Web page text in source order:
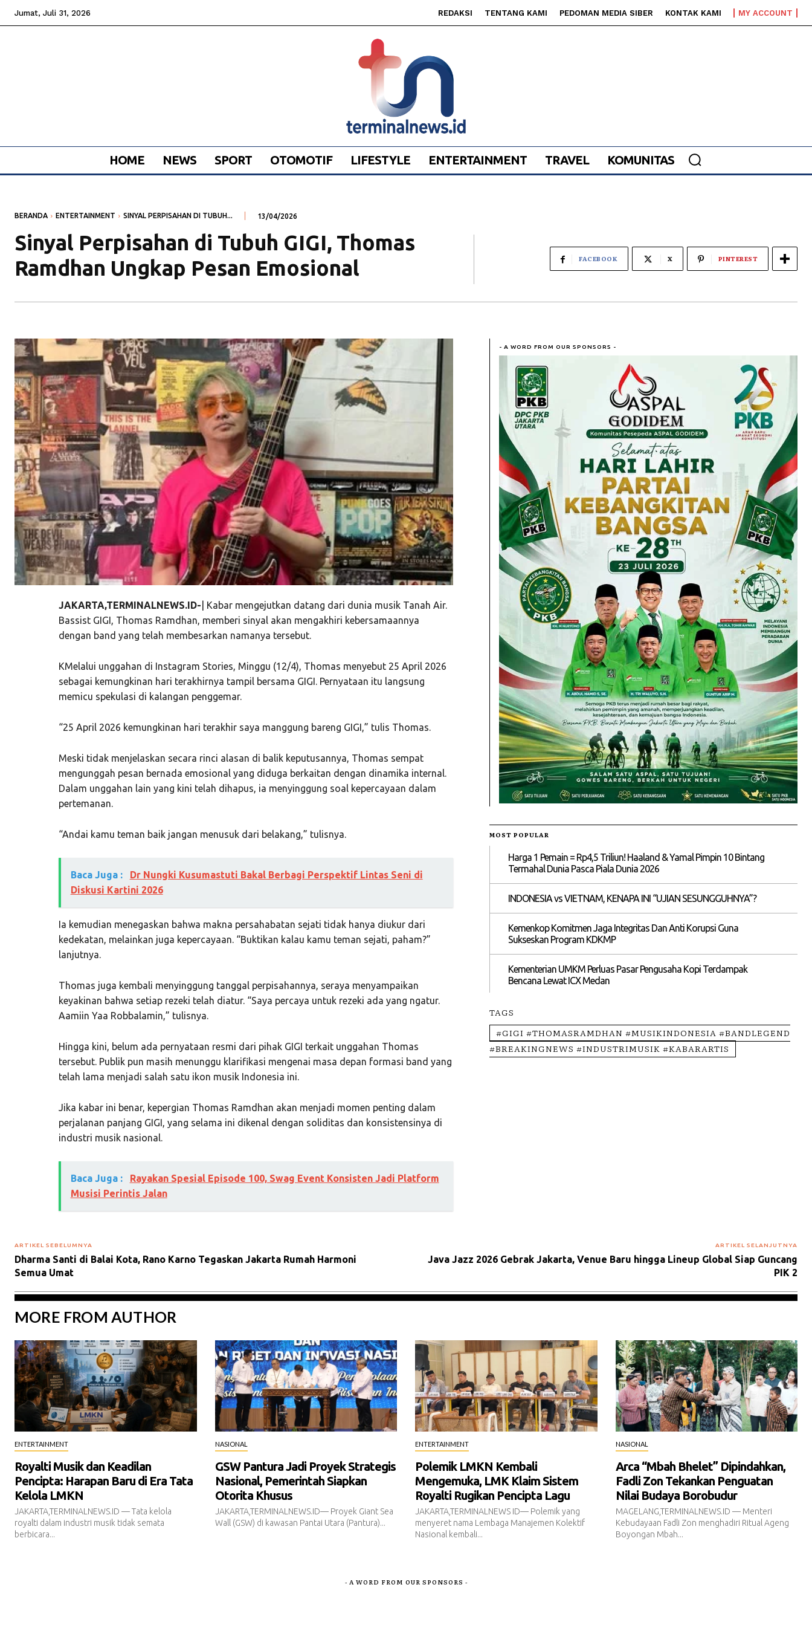
Jumat, Juli 31, 2026 REDAKSI TENTANG KAMI PEDOMAN MEDIA SIBER KONTAK KAMI MY ACCOUNT
HOME NEWS SPORT OTOMOTIF LIFESTYLE ENTERTAINMENT TRAVEL KOMUNITAS
BERANDA ENTERTAINMENT SINYAL PERPISAHAN DI TUBUH... 13/04/2026
Sinyal Perpisahan di Tubuh GIGI, Thomas
Ramdhan Ungkap Pesan Emosional
FACEBOOK X PINTEREST
JAKARTA,TERMINALNEWS.ID- | Kabar mengejutkan datang dari dunia musik Tanah Air.
Bassist GIGI, Thomas Ramdhan, memberi sinyal akan mengakhiri kebersamaannya
dengan band yang telah membesarkan namanya tersebut.
KMelalui unggahan di Instagram Stories, Minggu (12/4), Thomas menyebut 25 April 2026
sebagai kemungkinan hari terakhirnya tampil bersama GIGI. Pernyataan itu langsung
memicu spekulasi di kalangan penggemar.
“25 April 2026 kemungkinan hari terakhir saya manggung bareng GIGI,” tulis Thomas.
Meski tidak menjelaskan secara rinci alasan di balik keputusannya, Thomas sempat
mengunggah pesan bernada emosional yang diduga berkaitan dengan dinamika internal.
Dalam unggahan lain yang kini telah dihapus, ia menyinggung soal kepercayaan dalam
pertemanan.
“Andai kamu teman baik jangan menusuk dari belakang,” tulisnya.
Baca Juga :
Dr Nungki Kusumastuti Bakal Berbagi Perspektif Lintas Seni di
Diskusi Kartini 2026
Ia kemudian menegaskan bahwa makna persahabatan sejati tidak hanya diukur dari
kedekatan, melainkan juga kepercayaan. “Buktikan kalau kamu teman sejati, paham?”
lanjutnya.
Thomas juga kembali menyinggung tanggal perpisahannya, seraya menyampaikan
keyakinan bahwa setiap rezeki telah diatur. “Saya percaya untuk rezeki ada yang ngatur.
Aamiin Yaa Robbalamin,” tulisnya.
Hingga kini, belum ada pernyataan resmi dari pihak GIGI terkait unggahan Thomas
tersebut. Publik pun masih menunggu klarifikasi mengenai masa depan formasi band yang
telah lama menjadi salah satu ikon musik Indonesia ini.
Jika kabar ini benar, kepergian Thomas Ramdhan akan menjadi momen penting dalam
perjalanan panjang GIGI, yang selama ini dikenal dengan soliditas dan konsistensinya di
industri musik nasional.
Baca Juga :
Rayakan Spesial Episode 100, Swag Event Konsisten Jadi Platform
Musisi Perintis Jalan
- A WORD FROM OUR SPONSORS -
MOST POPULAR
Harga 1 Pemain = Rp4,5 Triliun! Haaland & Yamal Pimpin 10 Bintang
Termahal Dunia Pasca Piala Dunia 2026
INDONESIA vs VIETNAM, KENAPA INI “UJIAN SESUNGGUHNYA”?
Kemenkop Komitmen Jaga Integritas Dan Anti Korupsi Guna
Sukseskan Program KDKMP
Kementerian UMKM Perluas Pasar Pengusaha Kopi Terdampak
Bencana Lewat ICX Medan
TAGS
#GIGI #THOMASRAMDHAN #MUSIKINDONESIA #BANDLEGEND
#BREAKINGNEWS #INDUSTRIMUSIK #KABARARTIS
ARTIKEL SEBELUMNYA
Dharma Santi di Balai Kota, Rano Karno Tegaskan Jakarta Rumah Harmoni
Semua Umat
ARTIKEL SELANJUTNYA
Java Jazz 2026 Gebrak Jakarta, Venue Baru hingga Lineup Global Siap Guncang
PIK 2
MORE FROM AUTHOR
ENTERTAINMENT
Royalti Musik dan Keadilan
Pencipta: Harapan Baru di Era Tata
Kelola LMKN
JAKARTA,TERMINALNEWS.ID — Tata kelola
royalti dalam industri musik tidak semata
berbicara...
NASIONAL
GSW Pantura Jadi Proyek Strategis
Nasional, Pemerintah Siapkan
Otorita Khusus
JAKARTA,TERMINALNEWS.ID— Proyek Giant Sea
Wall (GSW) di kawasan Pantai Utara (Pantura)...
ENTERTAINMENT
Polemik LMKN Kembali
Mengemuka, LMK Klaim Sistem
Royalti Rugikan Pencipta Lagu
JAKARTA,TERMINALNEWS ID— Polemik yang
menyeret nama Lembaga Manajemen Kolektif
Nasional kembali...
NASIONAL
Arca “Mbah Bhelet” Dipindahkan,
Fadli Zon Tekankan Penguatan
Nilai Budaya Borobudur
MAGELANG,TERMINALNEWS.ID — Menteri
Kebudayaan Fadli Zon menghadiri Ritual Ageng
Boyongan Mbah...
- A WORD FROM OUR SPONSORS -